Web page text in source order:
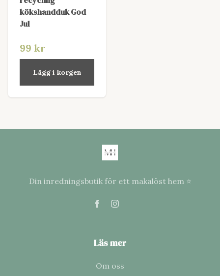
kökshandduk God
Jul
99 kr
Lägg i korgen
Din inredningsbutik för ett makalöst hem ⭐
Läs mer
Om oss